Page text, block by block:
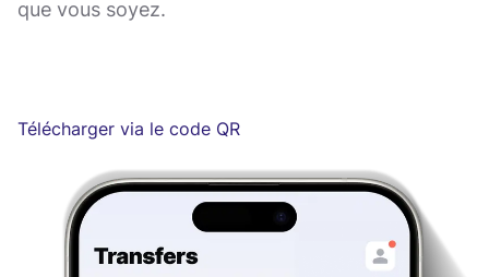
que vous soyez.
Télécharger via le code QR